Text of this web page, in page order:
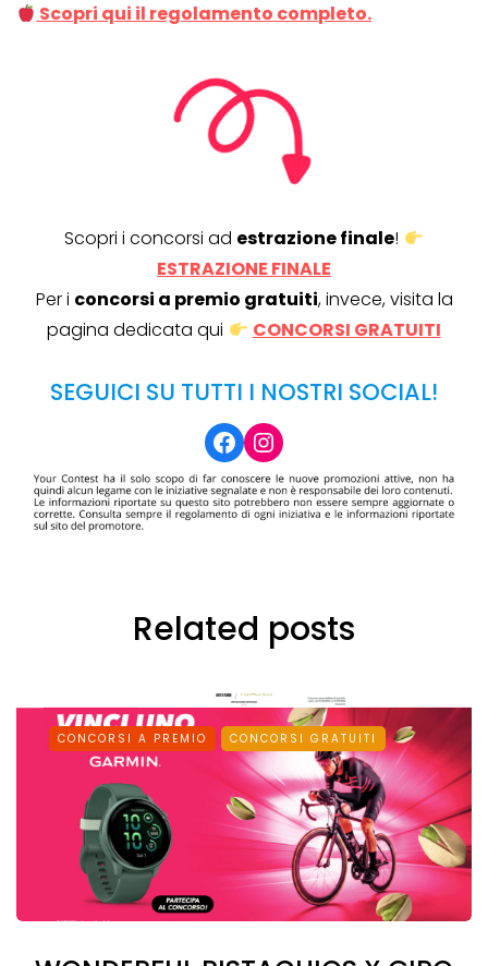
Scopri qui il regolamento completo.
Scopri i concorsi ad estrazione finale!
ESTRAZIONE FINALE
Per i concorsi a premio gratuiti, invece, visita la
pagina dedicata qui
CONCORSI GRATUITI
SEGUICI SU TUTTI I NOSTRI SOCIAL!
Facebook
Instagram
Related posts
CONCORSI A PREMIO CONCORSI GRATUITI